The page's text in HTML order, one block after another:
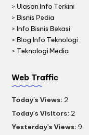
> Ulasan Info Terkini
> Bisnis Pedia
> Info Bisnis Bekasi
> Blog Info Teknologi
> Teknologi Media
Web Traffic
Today's Views: 2
Today's Visitors: 2
Yesterday's Views: 9